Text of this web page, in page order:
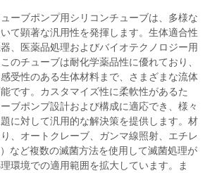
ーブポンプ用シリコンチューブは、多様な
て顕著な汎用性を発揮します。生体適合性
、医薬品処理およびバイオテクノロジー用
のチューブは耐化学薬品性に優れており、
受性のある生体材料まで、さまざまな流体
です。カスタマイズ性に柔軟性があるた
ブポンプ設計および構成に適応でき、様々
に対して汎用的な解決策を提供します。材
、オートクレーブ、ガンマ線照射、エチレ
など複数の滅菌方法を使用して滅菌処理が
環境での適用範囲を拡大しています。ま